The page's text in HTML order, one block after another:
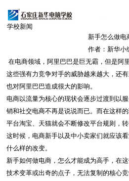
学校新闻
新手怎么做电
作者：新华小
在电商领域，阿里巴巴是巨无霸，但是阿
这些强有力竞争对手的威胁越来越大，还
也对阿里巴巴造成很大的影响。
电商以流量为核心的现状会逐步过渡到以
销和社交电商不再是说说而已。而在这样
平台淘宝、天猫就会不断修改平台规则，转
这时候，电商新手以及中小卖家们就应该
什么样的改变。
新手如何做电商，怎么才能成为高手，在
技术变革或出奇的点子，无法复制的核心